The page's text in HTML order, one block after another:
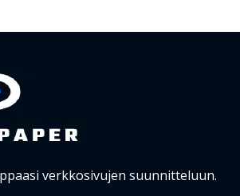
verkkosivujen suunnitteluun.